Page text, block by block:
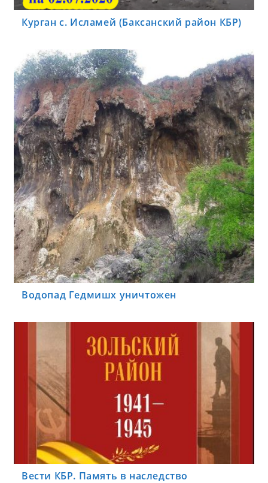
Курган с. Исламей (Баксанский район КБР)
Водопад Гедмишх уничтожен
Вести КБР. Память в наследство